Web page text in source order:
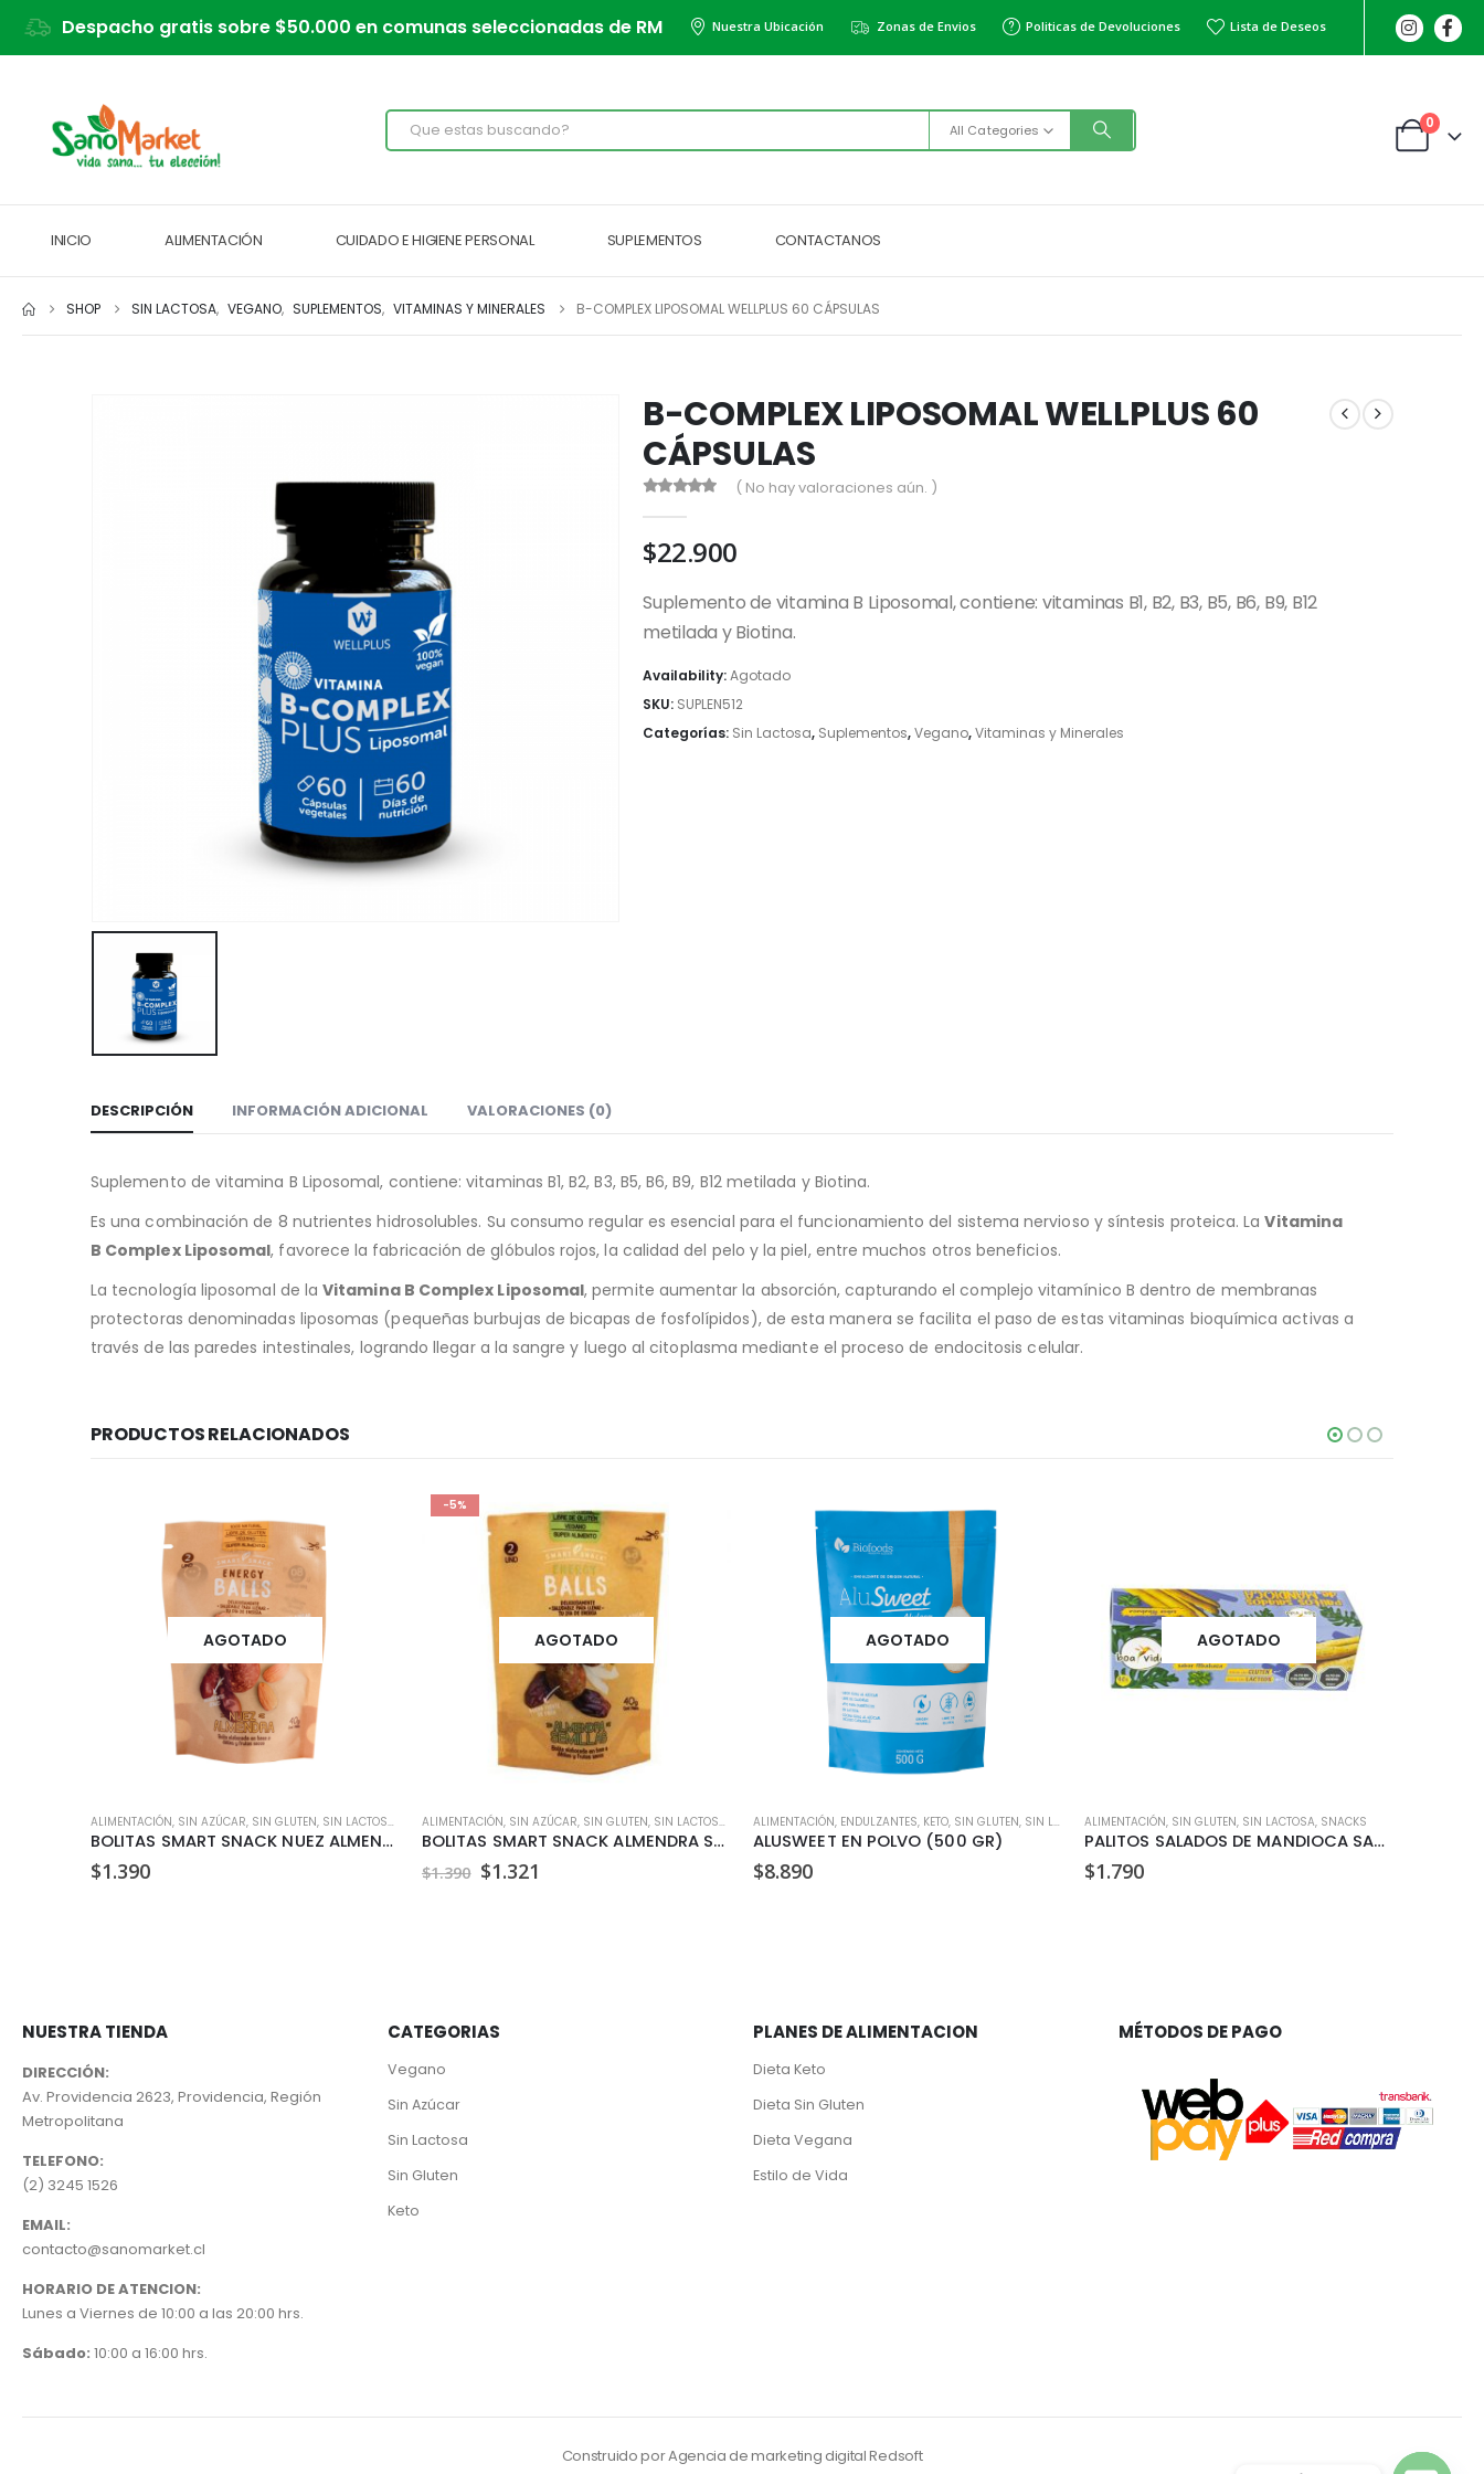
Despacho gratis sobre $50.000 en comunas seleccionadas de RM Nuestra Ubicación Zonas de Envios Politicas de Devoluciones Lista de Deseos
All Categories 0
INICIO ALIMENTACIÓN CUIDADO E HIGIENE PERSONAL SUPLEMENTOS CONTACTANOS
SHOP SIN LACTOSA, VEGANO, SUPLEMENTOS, VITAMINAS Y MINERALES B-COMPLEX LIPOSOMAL WELLPLUS 60 CÁPSULAS
B-COMPLEX LIPOSOMAL WELLPLUS 60
CÁPSULAS
( No hay valoraciones aún. )
$22.900
Suplemento de vitamina B Liposomal, contiene: vitaminas B1, B2, B3, B5, B6, B9, B12
metilada y Biotina.
Availability:Agotado
SKU: SUPLEN512
Categorías: Sin Lactosa, Suplementos,Vegano,Vitaminas y Minerales
DESCRIPCIÓN INFORMACIÓN ADICIONAL VALORACIONES (0)
Suplemento de vitamina B Liposomal, contiene: vitaminas B1, B2, B3, B5, B6, B9, B12 metilada y Biotina.
Es una combinación de 8 nutrientes hidrosolubles. Su consumo regular es esencial para el funcionamiento del sistema nervioso y síntesis proteica. LaVitamina
B ComplexLiposomal, favorece la fabricación de glóbulos rojos, la calidad del pelo y la piel, entre muchos otros beneficios.
La tecnología liposomal de laVitamina B Complex Liposomal, permite aumentar la absorción, capturando el complejo vitamínico B dentro de membranas
protectoras denominadas liposomas (pequeñas burbujas de bicapas de fosfolípidos), de esta manera se facilita el paso de estas vitaminas bioquímica activas a
través de las paredes intestinales, logrando llegar a la sangre y luego al citoplasma mediante el proceso de endocitosis celular.
PRODUCTOS RELACIONADOS
SIN LACTOSA,VEGANO
AGOTADO
ALIMENTACIÓN, SIN AZÚCAR, SIN GLUTEN, SIN LACTOSA SNACKS,VEGANO
BOLITAS SMART SNACK NUEZ ALMENDRA 40 GR
$1.390
-5%
AGOTADO
ALIMENTACIÓN, SIN AZÚCAR, SIN GLUTEN, SIN LACTOSA SNACKS,VEGANO
BOLITAS SMART SNACK ALMENDRA SEMILLAS 40 GR
$1.390 El
$1.321
AGOTADO
ALIMENTACIÓN, ENDULZANTES, KETO, SIN GLUTEN, SIN LACTOSA
ALUSWEET EN POLVO (500 GR)
$8.890
AGOTADO
ALIMENTACIÓN, SIN GLUTEN, SIN LACTOSA, SNACKS
PALITOS SALADOS DE MANDIOCA SABOR ALBAHACA BOA VIDA 40 GR
$1.790
NUESTRA TIENDA
DIRECCIÓN:
Av. Providencia 2623, Providencia, Región
Metropolitana
TELEFONO:
(2) 3245 1526
EMAIL:
contacto@sanomarket.cl
HORARIO DE ATENCION:
Lunes a Viernes de 10:00 a las 20:00 hrs.
Sábado: 10:00 a 16:00 hrs.
CATEGORIAS
Vegano
Sin Azúcar
Sin Lactosa
Sin Gluten
Keto
PLANES DE ALIMENTACION
Dieta Keto
Dieta Sin Gluten
Dieta Vegana
Estilo de Vida
MÉTODOS DE PAGO
Construido por Agencia de marketing digital Redsoft